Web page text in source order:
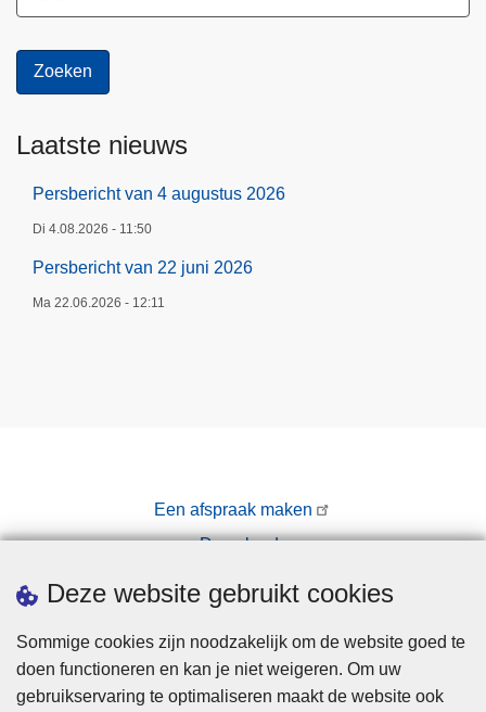
Deze website gebruikt cookies
Sommige cookies zijn noodzakelijk om de website goed te
doen functioneren en kan je niet weigeren. Om uw
gebruikservaring te optimaliseren maakt de website ook
Laatste nieuws
Persbericht van 4 augustus 2026
Di 4.08.2026 - 11:50
Persbericht van 22 juni 2026
Ma 22.06.2026 - 12:11
Een afspraak maken
Downloads